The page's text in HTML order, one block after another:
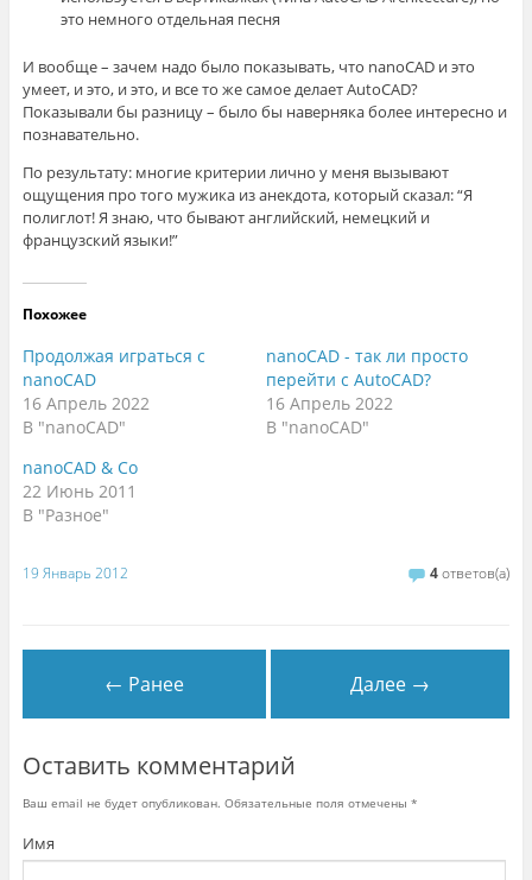
это немного отдельная песня
И вообще – зачем надо было показывать, что nanoCAD и это
умеет, и это, и это, и все то же самое делает AutoCAD?
Показывали бы разницу – было бы наверняка более интересно и
познавательно.
По результату: многие критерии лично у меня вызывают
ощущения про того мужика из анекдота, который сказал: “Я
полиглот! Я знаю, что бывают английский, немецкий и
французский языки!”
Похожее
Продолжая играться с
nanoCAD
16 Апрель 2022
В "nanoCAD"
nanoCAD - так ли просто
перейти с AutoCAD?
16 Апрель 2022
В "nanoCAD"
nanoCAD & Co
22 Июнь 2011
В "Разное"
19 Январь 2012 4ответов(а)
← Ранее Далее →
Оставить комментарий
Ваш email не будет опубликован. Обязательные поля отмечены *
Имя